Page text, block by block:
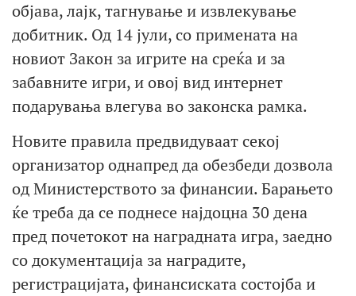
објава, лајк, тагнување и извлекување
добитник. Од 14 јули, со примената на
новиот Закон за игрите на среќа и за
забавните игри, и овој вид интернет
подарувања влегува во законска рамка.
Новите правила предвидуваат секој
организатор однапред да обезбеди дозвола
од Министерството за финансии. Барањето
ќе треба да се поднесе најдоцна 30 дена
пред почетокот на наградната игра, заедно
со документација за наградите,
регистрацијата, финансиската состојба и